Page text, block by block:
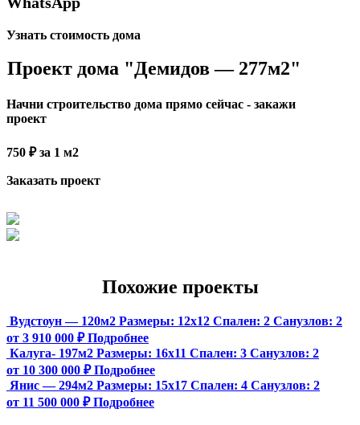
Узнать стоимость дома
Проект дома "Демидов — 277м2"
Начни строительство дома прямо сейчас - закажи
проект
750 ₽ за 1 м2
Заказать проект
Похожие проекты
Вудстоун — 120м2 Размеры: 12х12 Спален: 2 Санузлов: 2
от 3 910 000 ₽ Подробнее
Калуга- 197м2 Размеры: 16х11 Спален: 3 Санузлов: 2
от 10 300 000 ₽ Подробнее
Янис — 294м2 Размеры: 15х17 Спален: 4 Санузлов: 2
от 11 500 000 ₽ Подробнее